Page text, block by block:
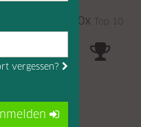
0x Top 10
vergessen?